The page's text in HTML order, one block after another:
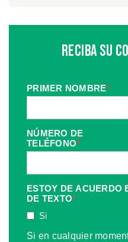
Reciba Su
PRIMER NOMBRE*
NÚMERO DE
TELÉFONO*
ESTOY DE ACUERDO
DE TEXTO*
Si
Si en cualquier